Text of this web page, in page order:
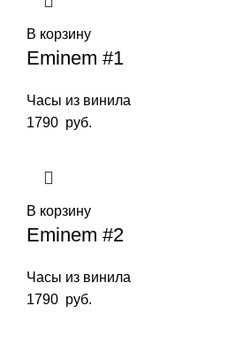
В корзину
Eminem #1
Часы из винила
1790 руб.
В корзину
Eminem #2
Часы из винила
1790 руб.